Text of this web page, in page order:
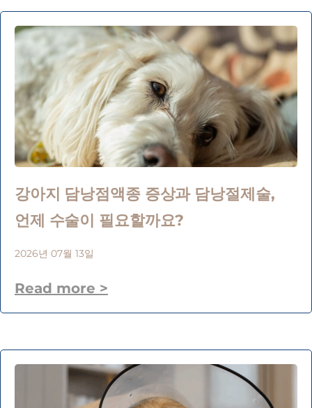
강아지 담낭점액종 증상과 담낭절제술,
언제 수술이 필요할까요?
2026년 07월 13일
Read more >